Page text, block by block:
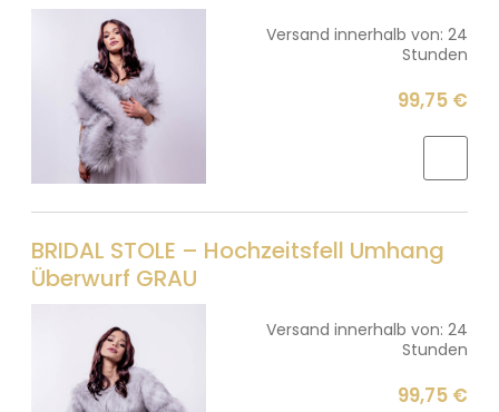
Versand innerhalb von: 24
Stunden
99,75 €
BRIDAL STOLE – Hochzeitsfell Umhang
Überwurf GRAU
Versand innerhalb von: 24
Stunden
99,75 €